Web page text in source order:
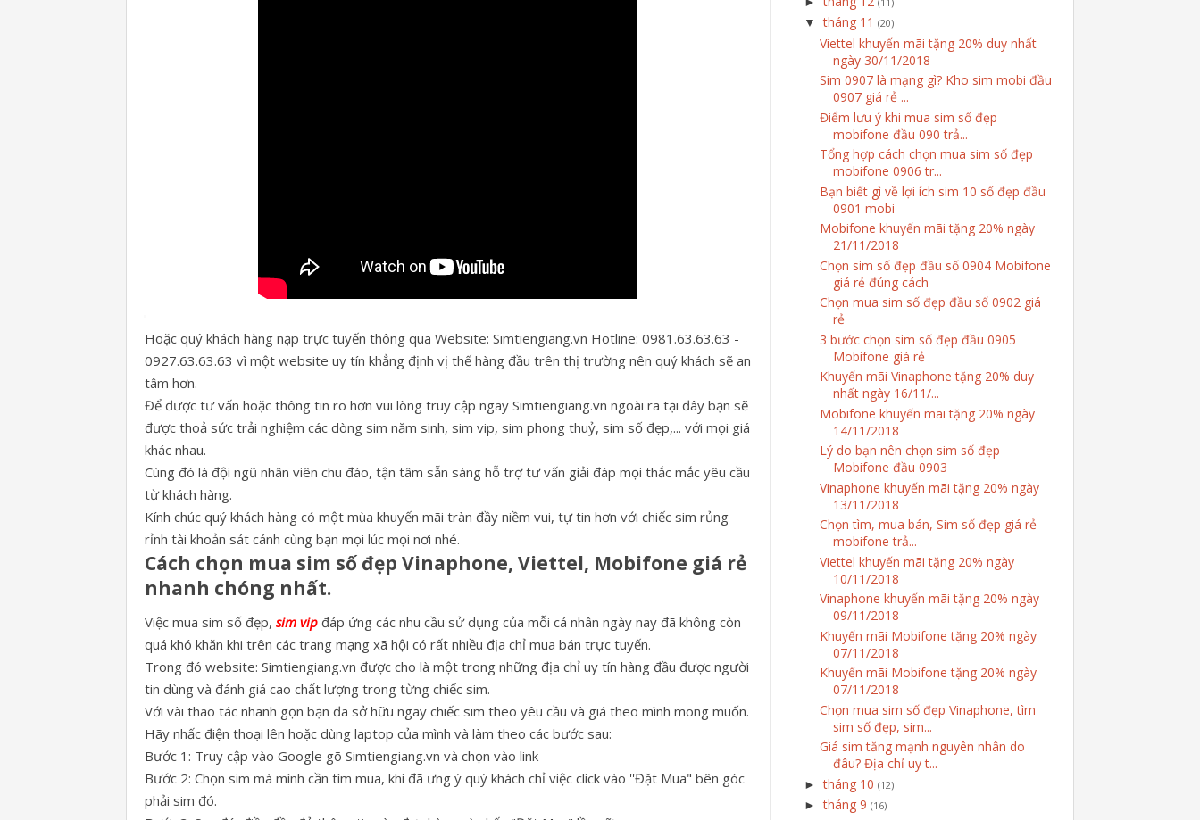
Hoặc quý khách hàng nạp trực tuyến thông qua Website: Simtiengiang.vn Hotline: 0981.63.63.63 -
0927.63.63.63 vì một website uy tín khẳng định vị thế hàng đầu trên thị trường nên quý khách sẽ an
tâm hơn.
Để được tư vấn hoặc thông tin rõ hơn vui lòng truy cập ngay Simtiengiang.vn ngoài ra tại đây bạn sẽ
được thoả sức trải nghiệm các dòng sim năm sinh, sim vip, sim phong thuỷ, sim số đẹp,... với mọi giá
khác nhau.
Cùng đó là đội ngũ nhân viên chu đáo, tận tâm sẵn sàng hỗ trợ tư vấn giải đáp mọi thắc mắc yêu cầu
từ khách hàng.
Kính chúc quý khách hàng có một mùa khuyến mãi tràn đầy niềm vui, tự tin hơn với chiếc sim rủng
rỉnh tài khoản sát cánh cùng bạn mọi lúc mọi nơi nhé.
Cách chọn mua sim số đẹp Vinaphone, Viettel, Mobifone giá rẻ
nhanh chóng nhất.
Việc mua sim số đẹp, sim vip đáp ứng các nhu cầu sử dụng của mỗi cá nhân ngày nay đã không còn
quá khó khăn khi trên các trang mạng xã hội có rất nhiều địa chỉ mua bán trực tuyến.
Trong đó website: Simtiengiang.vn được cho là một trong những địa chỉ uy tín hàng đầu được người
tin dùng và đánh giá cao chất lượng trong từng chiếc sim.
Với vài thao tác nhanh gọn bạn đã sở hữu ngay chiếc sim theo yêu cầu và giá theo mình mong muốn.
Hãy nhấc điện thoại lên hoặc dùng laptop của mình và làm theo các bước sau:
Bước 1: Truy cập vào Google gõ Simtiengiang.vn và chọn vào link
Bước 2: Chọn sim mà mình cần tìm mua, khi đã ưng ý quý khách chỉ việc click vào ''Đặt Mua" bên góc
phải sim đó.
▼tháng 11 (20)
Viettel khuyến mãi tặng 20% duy nhất
ngày 30/11/2018
Sim 0907 là mạng gì? Kho sim mobi đầu
0907 giá rẻ ...
Điểm lưu ý khi mua sim số đẹp
mobifone đầu 090 trả...
Tổng hợp cách chọn mua sim số đẹp
mobifone 0906 tr...
Bạn biết gì về lợi ích sim 10 số đẹp đầu
0901 mobi
Mobifone khuyến mãi tặng 20% ngày
21/11/2018
Chọn sim số đẹp đầu số 0904 Mobifone
giá rẻ đúng cách
Chọn mua sim số đẹp đầu số 0902 giá
rẻ
3 bước chọn sim số đẹp đầu 0905
Mobifone giá rẻ
Khuyến mãi Vinaphone tặng 20% duy
nhất ngày 16/11/...
Mobifone khuyến mãi tặng 20% ngày
14/11/2018
Lý do bạn nên chọn sim số đẹp
Mobifone đầu 0903
Vinaphone khuyến mãi tặng 20% ngày
13/11/2018
Chọn tìm, mua bán, Sim số đẹp giá rẻ
mobifone trả...
Viettel khuyến mãi tặng 20% ngày
10/11/2018
Vinaphone khuyến mãi tặng 20% ngày
09/11/2018
Khuyến mãi Mobifone tặng 20% ngày
07/11/2018
Khuyến mãi Mobifone tặng 20% ngày
07/11/2018
Chọn mua sim số đẹp Vinaphone, tìm
sim số đẹp, sim...
Giá sim tăng mạnh nguyên nhân do
đâu? Địa chỉ uy t...
►tháng 10 (12)
►tháng 9 (16)